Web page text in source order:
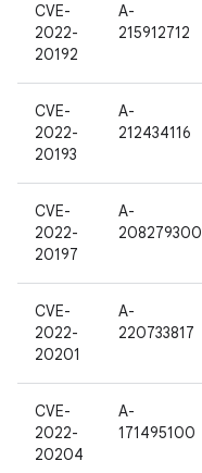
CVE-
2022-
20192
A-
215912712
CVE-
2022-
20193
A-
212434116
CVE-
2022-
20197
A-
208279300
CVE-
2022-
20201
A-
220733817
CVE-
2022-
20204
A-
171495100